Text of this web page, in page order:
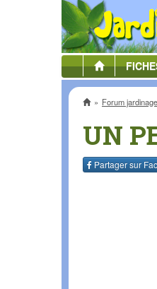
AccueilForum jardinage
UN
Partager sur